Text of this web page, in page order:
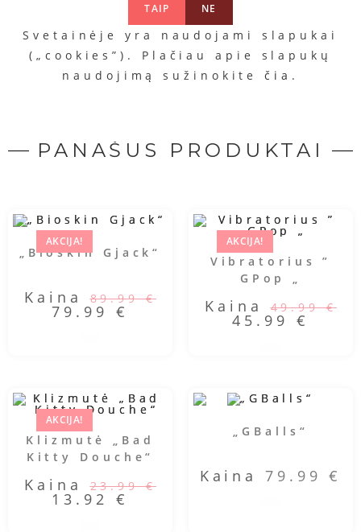
TAIP NE
Svetainėje yra naudojami slapukai
(„cookies”). Plačiau apie slapukų
naudojimą sužinokitečia .
9.98
€
Kaina
18.99
€
Į
krepšelį
Kaina
12.99
€
krepšelį
8.99
€
PANAŠŪS PRODUKTAI
AKCIJA!
„Bioskin Gjack“
Kaina89.99€
79.99 €
AKCIJA!
Vibratorius ”
GPop „
Kaina49.99€
45.99 €
AKCIJA!
Klizmutė „Bad
Kitty Douche“
Kaina23.99€
13.92 €
„GBalls“
Kaina 79.99€